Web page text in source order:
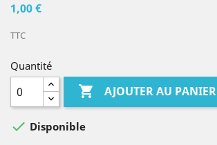
1,00 €
TTC
Quantité
 AJOUTER AU PANIER
 Disponible